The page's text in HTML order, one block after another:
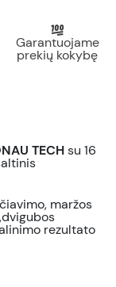
Garantuojame
prekių kokybę
TECHsu 16
maržos
rezultato